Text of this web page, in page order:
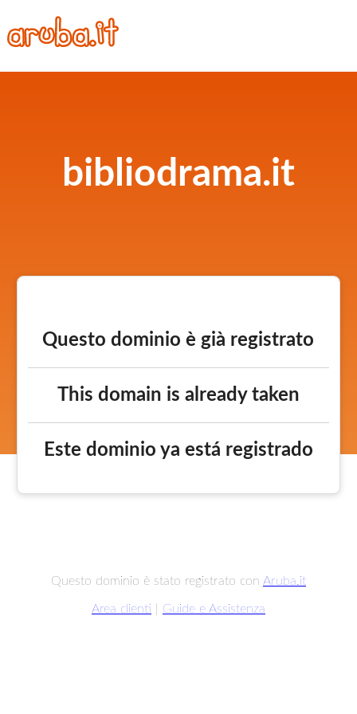
bibliodrama.it
Questo dominio è già registrato
This domain is already taken
Este dominio ya está registrado
Questo dominio è stato registrato con Aruba.it
Area clienti Guide e Assistenza